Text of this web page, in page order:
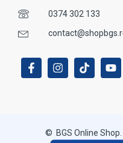
0374 302 133
© BGS Online